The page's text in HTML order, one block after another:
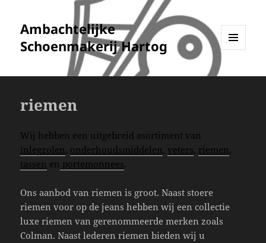
Ambachtelijke
Schoenmakerij Hartog
WIDGETS
riemen
Wij hebben een uitgebreid asortiment van
inlegzolen, onderhoudsmiddelen, veters, riemen,
tassen en portemonnees.
Ons aanbod van riemen is groot. Naast stoere
riemen voor op de jeans hebben wij een collectie
luxe riemen van gerenommeerde merken zoals
Colman. Naast lederen riemen bieden wij u